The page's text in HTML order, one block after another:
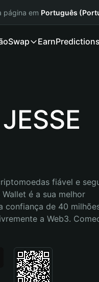
página em Português
Swap EarnPredictions
fiável e
Wallet é a sua melhor
confiança de 40
a Web3.